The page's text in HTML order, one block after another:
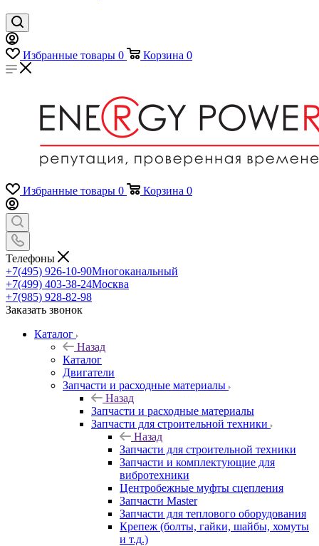
Избранные товары 0 Корзина 0
Избранные товары 0 Корзина 0
Телефоны
+7(495) 926-10-90Многоканальный
+7(499) 403-38-24Москва
+7(985) 928-82-98
Заказать звонок
Каталог
Назад
Каталог
Двигатели
Запчасти и расходные материалы
Назад
Запчасти и расходные материалы
Запчасти для строительной техники
Назад
Запчасти для строительной техники
Запчасти и комплектующие для
вибротехники
Центробежные муфты сцепления
Запчасти Master
Запчасти для теплового оборудования
Крепеж (болты, гайки, шайбы, хомуты
и т.д.)